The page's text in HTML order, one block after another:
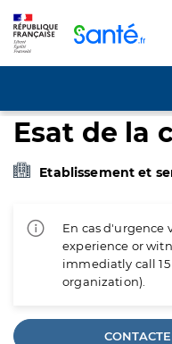
Esat de la
Etablissement et
En cas d'urgence
experience or
immediatly call
organization).